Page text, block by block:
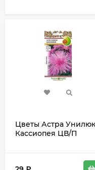
Цветы Астра
Кассиопея ЦВ/П